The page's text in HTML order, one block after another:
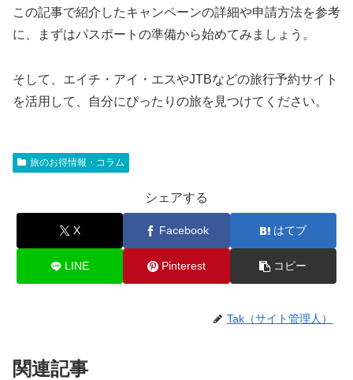
この記事で紹介したキャンペーンの詳細や申請方法を参考
に、まずはパスポートの準備から始めてみましょう。
そして、エイチ・アイ・エスやJTBなどの旅行予約サイト
を活用して、自分にぴったりの旅を見つけてください。
旅のお得情報・コラム
シェアする
X Facebook はてブ
LINE Pinterest コピー
Tak（サイト管理人）
関連記事